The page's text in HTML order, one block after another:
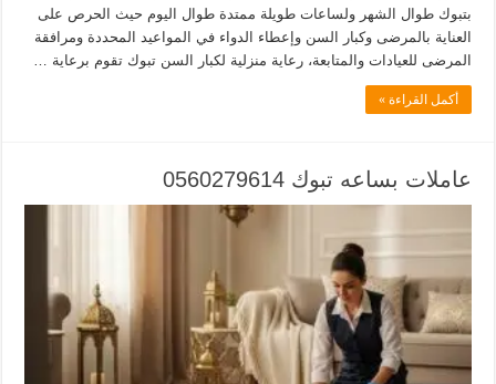
بتبوك طوال الشهر ولساعات طويلة ممتدة طوال اليوم حيث الحرص على
العناية بالمرضى وكبار السن وإعطاء الدواء في المواعيد المحددة ومرافقة
المرضى للعيادات والمتابعة، رعاية منزلية لكبار السن تبوك تقوم برعاية …
أكمل القراءة »
عاملات بساعه تبوك 0560279614